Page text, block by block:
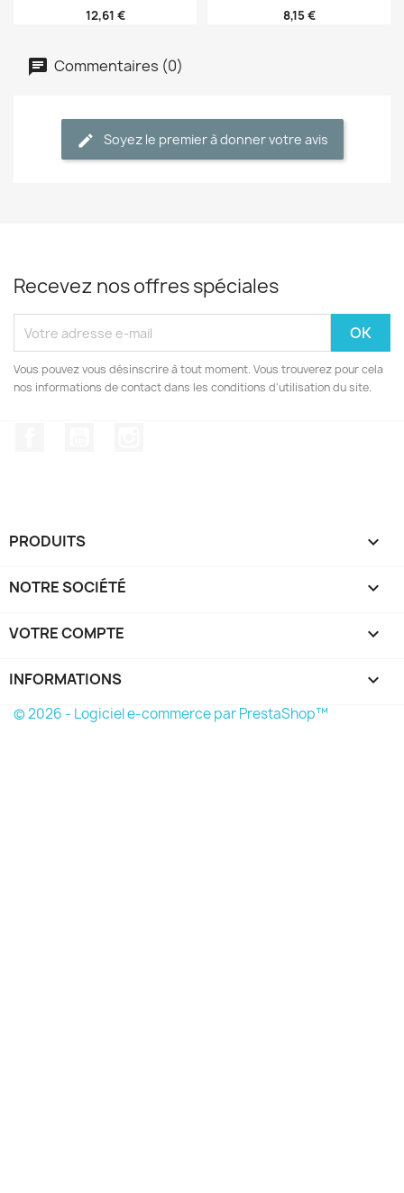
12,61 € 8,15 €
Commentaires (0)
Soyez le premier à donner votre avis
Recevez nos offres spéciales
Vous pouvez vous désinscrire à tout moment. Vous trouverez pour cela
nos informations de contact dans les conditions d'utilisation du site.
PRODUITS 
NOTRE SOCIÉTÉ 
VOTRE COMPTE 
INFORMATIONS keyboard_arrow_down
© 2026 - Logiciel e-commerce par PrestaShop™